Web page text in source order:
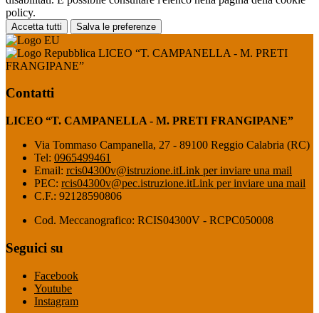
policy.
Accetta tutti Salva le preferenze
LICEO “T. CAMPANELLA - M. PRETI
FRANGIPANE”
Contatti
LICEO “T. CAMPANELLA - M. PRETI FRANGIPANE”
Via Tommaso Campanella, 27 - 89100 Reggio Calabria (RC)
Tel: 0965499461
Email: rcis04300v@istruzione.itLink per inviare una mail
PEC: rcis04300v@pec.istruzione.itLink per inviare una mail
C.F.: 92128590806
Cod. Meccanografico: RCIS04300V - RCPC050008
Seguici su
Facebook
Youtube
Instagram